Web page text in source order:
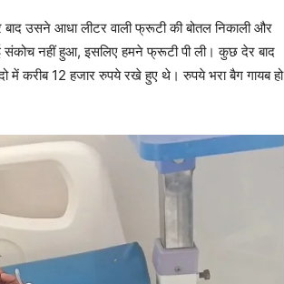
बाद उसने आधा लीटर वाली फ्रूटी की बोतल निकाली और
संकोच नहीं हुआ, इसलिए हमने फ्रूटी पी ली। कुछ देर बाद
में करीब 12 हजार रुपये रखे हुए थे। रुपये भरा बैग गायब हो